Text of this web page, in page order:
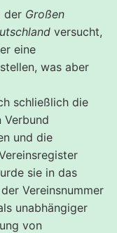
der Großen
versucht,
eine
was aber
schließlich die
Verbund
und die
sie in das
Vereinsnummer
unabhängiger
von